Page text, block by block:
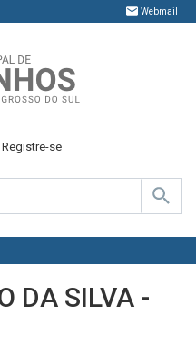
Webmail
Registre-se
DA SILVA -